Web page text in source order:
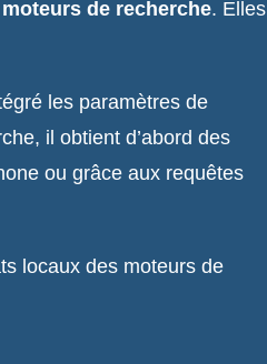
de recherche. Elles
les paramètres de
il obtient d’abord des
ou grâce aux requêtes
locaux des moteurs de